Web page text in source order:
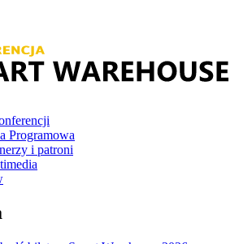
Programowa
i patroni